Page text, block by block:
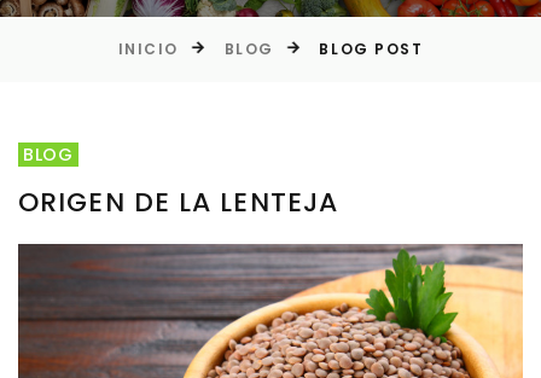
INICIO BLOG BLOG POST
BLOG
ORIGEN DE LA LENTEJA